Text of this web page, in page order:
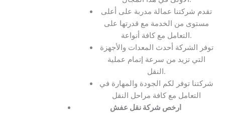
تقدم شركتنا عمالة مدربة على أعلى
مستوى من الخدمة مع قدرتها على
التعامل مع كافة أنواعة.
توفر الشركة أحدث المعدات والأجهزة
التي تزيد من سرعة إتمام عملية
النقل.
شركتنا توفر لكم الجودة والمهارة في
التعامل مع كافة مراحل النقل
ارخص شركة نقل عفش